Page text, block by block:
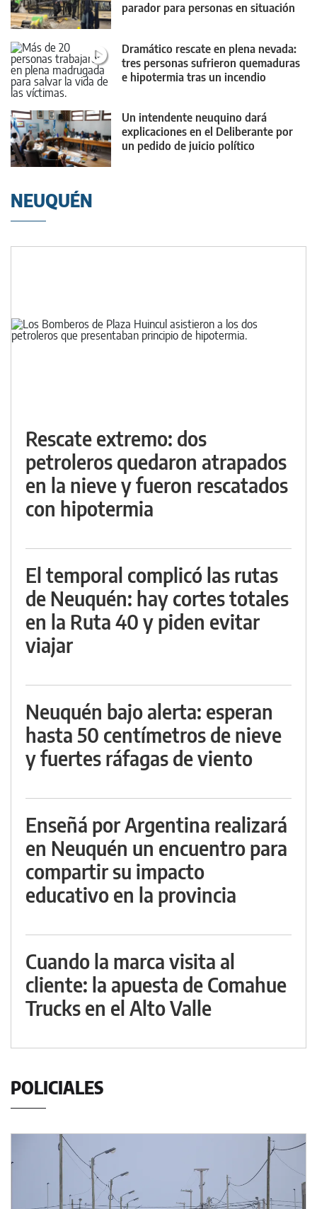
parador para personas en situación
Dramático rescate en plena nevada:
tres personas sufrieron quemaduras
e hipotermia tras un incendio
Un intendente neuquino dará
explicaciones en el Deliberante por
un pedido de juicio político
NEUQUÉN
Rescate extremo: dos
petroleros quedaron atrapados
en la nieve y fueron rescatados
con hipotermia
El temporal complicó las rutas
de Neuquén: hay cortes totales
en la Ruta 40 y piden evitar
viajar
Neuquén bajo alerta: esperan
hasta 50 centímetros de nieve
y fuertes ráfagas de viento
Enseñá por Argentina realizará
en Neuquén un encuentro para
compartir su impacto
educativo en la provincia
Cuando la marca visita al
cliente: la apuesta de Comahue
Trucks en el Alto Valle
POLICIALES